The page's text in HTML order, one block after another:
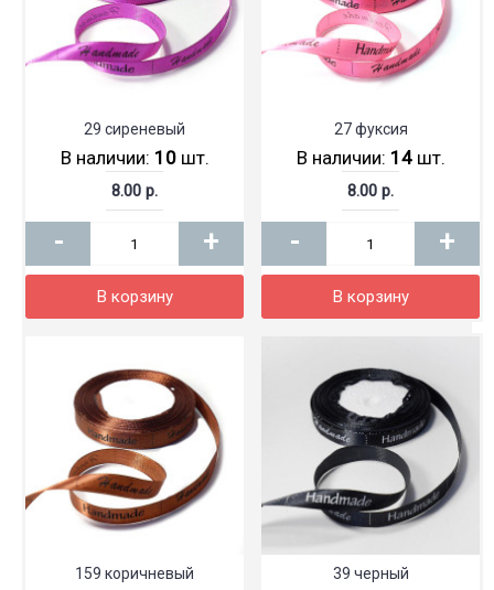
29 сиреневый
В наличии: 10шт.
8.00 р.
- +
В корзину
27 фуксия
В наличии: 14шт.
8.00 р.
- +
В корзину
159 коричневый 39 черный